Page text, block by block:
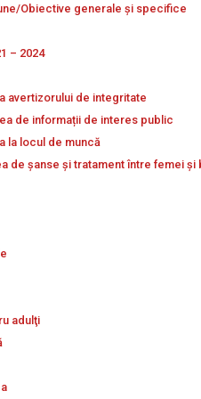
Obiective generale și specifice
– 2024
avertizorului de integritate
de informații de interes public
la locul de muncă
de șanse și tratament între femei și
adulţi